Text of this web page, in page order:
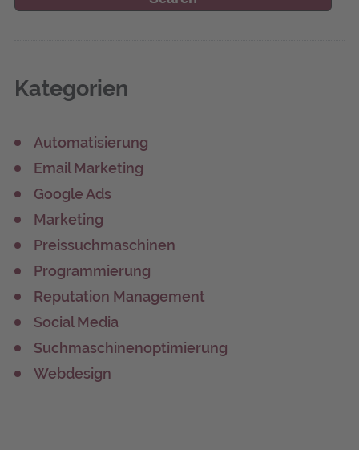
Kate­go­rien
Automatisierung
Email Marketing
Google Ads
Marketing
Preissuchmaschinen
Programmierung
Reputation Management
Social Media
Suchmaschinenoptimierung
Webdesign